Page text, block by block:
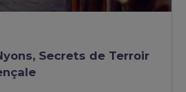
Secrets de Terroir